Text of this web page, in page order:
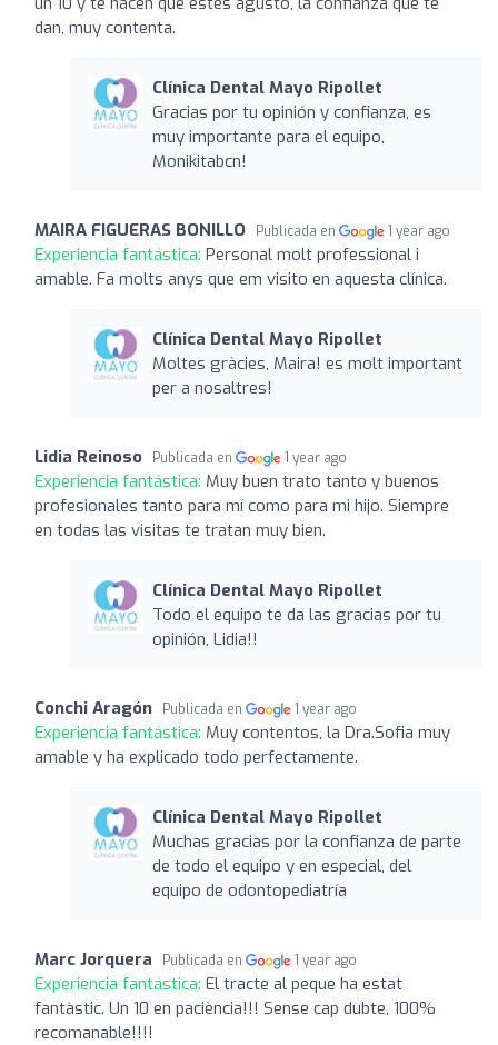
dan, muy contenta.
Clínica Dental Mayo Ripollet
Gracias por tu opinión y confianza, es
muy importante para el equipo,
Monikitabcn!
MAIRA FIGUERAS BONILLO Publicada en 1 year ago
Experiencia fantástica: Personal molt professional i
amable. Fa molts anys que em visito en aquesta clínica.
Clínica Dental Mayo Ripollet
Moltes gràcies, Maira! es molt important
per a nosaltres!
Lidia Reinoso Publicada en 1 year ago
Experiencia fantástica: Muy buen trato tanto y buenos
profesionales tanto para mí como para mi hijo. Siempre
en todas las visitas te tratan muy bien.
Clínica Dental Mayo Ripollet
Todo el equipo te da las gracias por tu
opinión, Lidia!!
Conchi Aragón Publicada en 1 year ago
Experiencia fantástica: Muy contentos, la Dra.Sofia muy
amable y ha explicado todo perfectamente.
Clínica Dental Mayo Ripollet
Muchas gracias por la confianza de parte
de todo el equipo y en especial, del
equipo de odontopediatría
Marc Jorquera Publicada en 1 year ago
Experiencia fantástica: El tracte al peque ha estat
fantàstic. Un 10 en paciència!!! Sense cap dubte, 100%
recomanable!!!!